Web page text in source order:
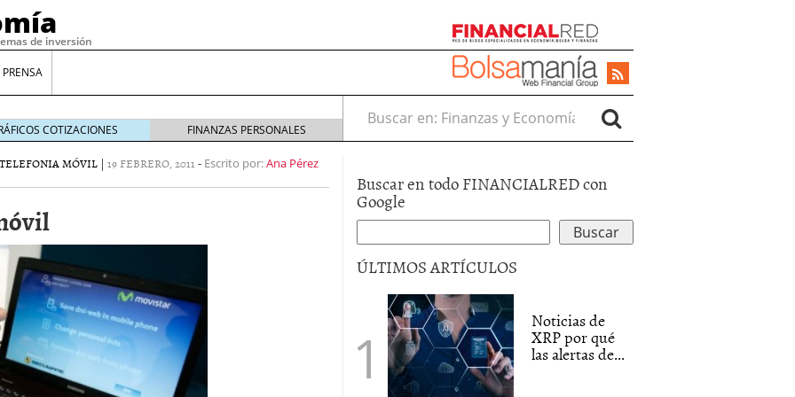
de inversión
¿Por qué el Préstamo Promotor privado
12 de diciembre de 2025
aprovechar esta opción para gestionar tus
de 2025
es una decisión financiera: cómo anticiparte
COTIZACIONES FINANZAS PERSONALES
Buscar en:
TELEFONIA MÓVIL | 19 FEBRERO, 2011 - Escrito por:Ana Pérez
Buscar en todo FINANCIALRED con
Google
ÚLTIMOS ARTÍCULOS
Noticias de
XRP por qué
las alertas de...